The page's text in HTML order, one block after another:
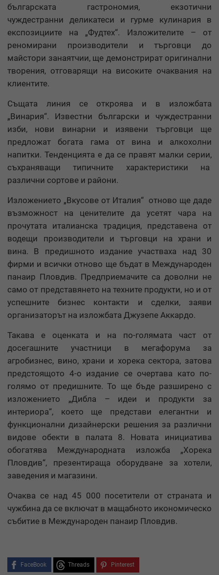
българската гастрономия, екзотични
чуждестранни деликатеси и гурме кулинария в
експозициите на „Фудтех“. Изложителите – от
реномирани производители и търговци до
майстори занаятчии, ще демонстрират оригинални
творения, отговарящи на високите очаквания на
клиентите.
Същата линия се откроява и в изложбата
„Винария“. Известни български и чуждестранни
изби, нови винарни и изявени търговци ще
предложат богата гама от вина и алкохолни
напитки. Тенденцията е да се правят малки серии,
съхраняващи типичните характеристики на
различни сортове и райони.
Изложението „Вкусове от Италия“ отново ще даде
възможност на ценителите да усетят чара на
прочутата италианска традиция, представена от
водещи производители и търговци на храни и
вина. В предишното издание участваха над 30
фирми и всички отново ще бъдат в Международен
панаир Пловдив. Предприемачите са доволни не
само от представянето на техните продукти, но и от
успешните бизнес контакти и сделки, заяви
организаторът на изложбата Джузепе Аккардо.
Такава е оценката и на по-голямата част от
досегашните участници в мегафорума за
агробизнес, вино, храни и хорека сектора, затова
предстоящото 4-о издание се очертава като по-
голямо от предишните. То ще бъде разширено с
изложението „Дибла – идеи и продукти за
интериора“, което ще представи елегантни и
функционални дизайнерски решения за различни
видове обекти в палата 8. Новата инициатива
обогатява Международната изложба „Хорека
Пловдив“, презентираща оборудване за хотели,
заведения и магазини.
Очаква се над 45 000 посетители от страната и
чужбина да се включат в мащабното икономическо
събитие в Международен панаир Пловдив.
FaceBook Threads Pinterest